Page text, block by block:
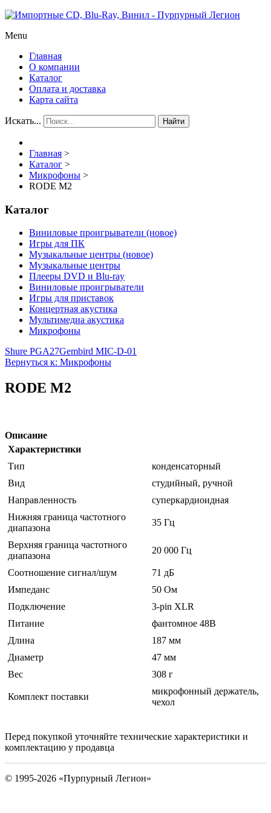
Menu
Главная
О компании
Каталог
Оплата и доставка
Карта сайта
Искать... Найти
Главная >
Каталог >
Микрофоны >
RODE M2
Каталог
Виниловые проигрыватели (новое)
Игры для ПК
Музыкальные центры (новое)
Музыкальные центры
Плееры DVD и Blu-ray
Виниловые проигрыватели
Игры для приставок
Концертная акустика
Мультимедиа акустика
Микрофоны
Shure PGA27Gembird MIC-D-01
Вернуться к: Микрофоны
RODE M2
Описание
Характеристики
Тип
конденсаторный
Вид
студийный, ручной
Направленность
суперкардиоидная
Нижняя граница частотного
диапазона
35 Гц
Верхняя граница частотного
диапазона
20 000 Гц
Соотношение сигнал/шум
71 дБ
Импеданс
50 Ом
Подключение
3-pin XLR
Питание
фантомное 48В
Длина
187 мм
Диаметр
47 мм
Вес
308 г
Комплект поставки
микрофонный держатель,
чехол
Перед покупкой уточняйте технические характеристики и
комплектацию у продавца
© 1995-2026 «Пурпурный Легион»